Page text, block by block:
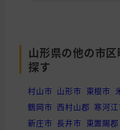
山形県の他の市
探す
村山市 山形市 東根市
鶴岡市 西村山郡 寒河
新庄市 長井市 東置賜郡